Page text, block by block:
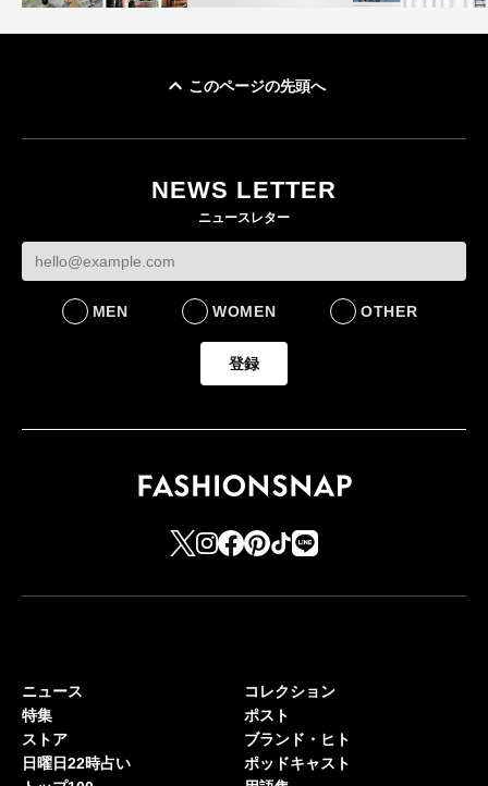
社長 「のんびりした
ら先はない」“前進”す
るための企業戦略
BUSINESS
このページの先頭へ
NEWS LETTER
ニュースレター
MEN WOMEN OTHER
登録
ニュース
特集
ストア
日曜日22時占い
コレクション
ポスト
ブランド・ヒト
ポッドキャスト